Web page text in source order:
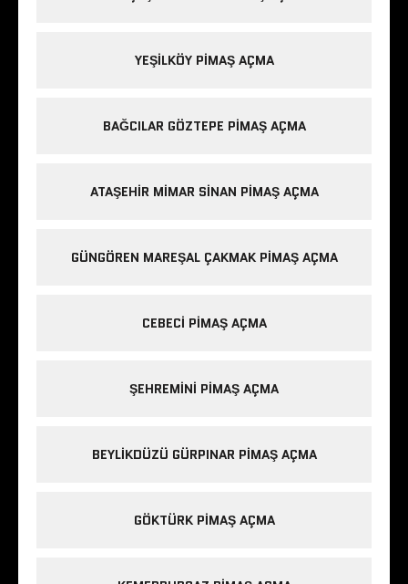
YEŞILKÖY PIMAŞ AÇMA
BAĞCILAR GÖZTEPE PIMAŞ AÇMA
ATAŞEHIR MIMAR SINAN PIMAŞ AÇMA
GÜNGÖREN MAREŞAL ÇAKMAK PIMAŞ AÇMA
CEBECI PIMAŞ AÇMA
ŞEHREMINI PIMAŞ AÇMA
BEYLIKDÜZÜ GÜRPINAR PIMAŞ AÇMA
GÖKTÜRK PIMAŞ AÇMA